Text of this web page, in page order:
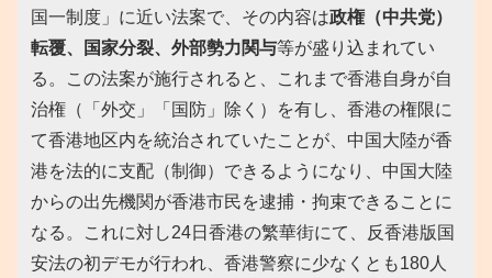
国一制度」に近い法案で、その内容は政権（中共党）
転覆、国家分裂、外部勢力関与等が盛り込まれてい
る。この法案が施行されると、これまで香港自身が自
治権（「外交」「国防」除く）を有し、香港の権限に
て香港地区内を統治されていたことが、中国大陸が香
港を法的に支配（制御）できるようになり、中国大陸
からの出先機関が香港市民を逮捕・拘束できることに
なる。これに対し24日香港の繁華街にて、反香港版国
安法の初デモが行われ、香港警察に少なくとも180人